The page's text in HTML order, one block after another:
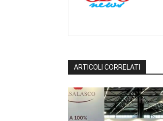
ARTICOLI CORRELATI